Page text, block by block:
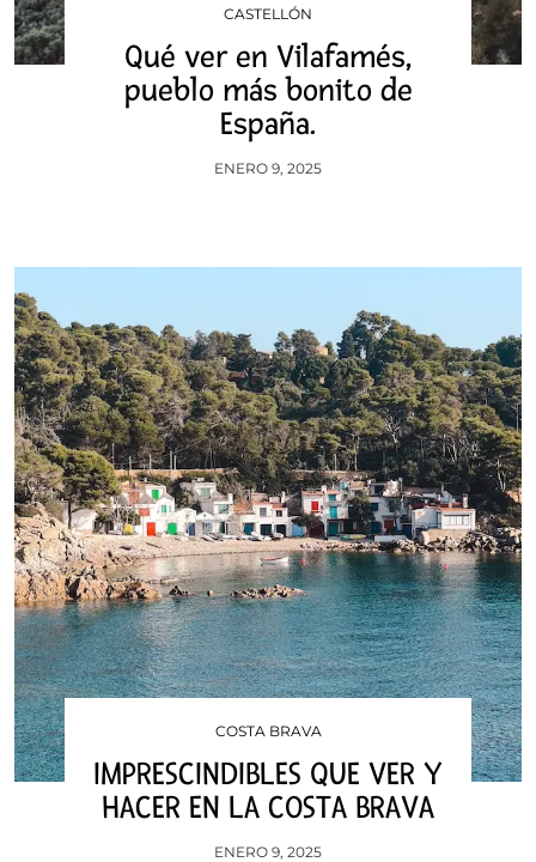
CASTELLÓN
Qué ver en Vilafamés,
pueblo más bonito de
España.
ENERO 9, 2025
COSTA BRAVA
IMPRESCINDIBLES QUE VER Y
HACER EN LA COSTA BRAVA
ENERO 9, 2025